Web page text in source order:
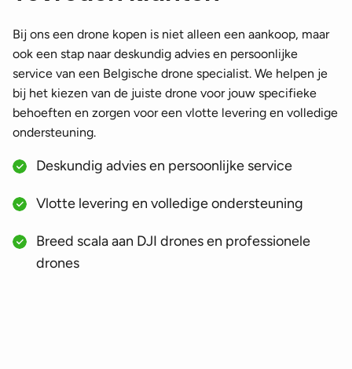
Bij ons een drone kopen is niet alleen een aankoop, maar
ook een stap naar deskundig advies en persoonlijke
service van een Belgische drone specialist. We helpen je
bij het kiezen van de juiste drone voor jouw specifieke
behoeften en zorgen voor een vlotte levering en volledige
ondersteuning.
Deskundig advies en persoonlijke service
Vlotte levering en volledige ondersteuning
Breed scala aan DJI drones en professionele
drones